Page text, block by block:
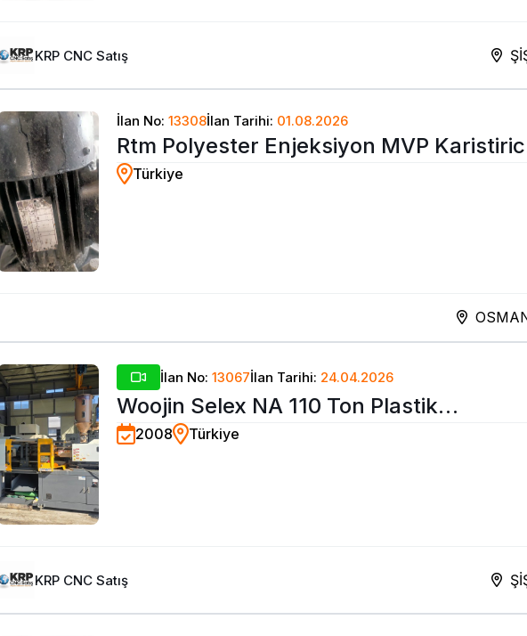
KRP CNC Satış
İlan No:13308İlan Tarihi: 01.08.2026
Rtm Polyester Enjeksiyon MVP
Tankli
Türkiye
İlan No:13067İlan Tarihi: 24.04.2026
Woojin Selex NA 110 Ton Plastik
Enjeksiyon Makinesi-2008
2008 Türkiye
KRP CNC Satış